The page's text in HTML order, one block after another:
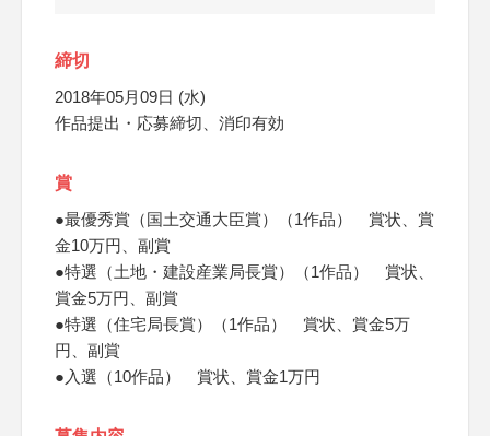
締切
2018年05月09日 (水)
作品提出・応募締切、消印有効
賞
●最優秀賞（国土交通大臣賞）（1作品） 賞状、賞
金10万円、副賞
●特選（土地・建設産業局長賞）（1作品） 賞状、
賞金5万円、副賞
●特選（住宅局長賞）（1作品） 賞状、賞金5万
円、副賞
●入選（10作品） 賞状、賞金1万円